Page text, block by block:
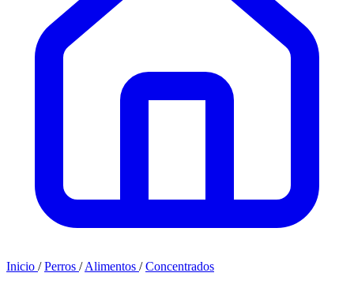
Inicio / Perros / Alimentos / Concentrados